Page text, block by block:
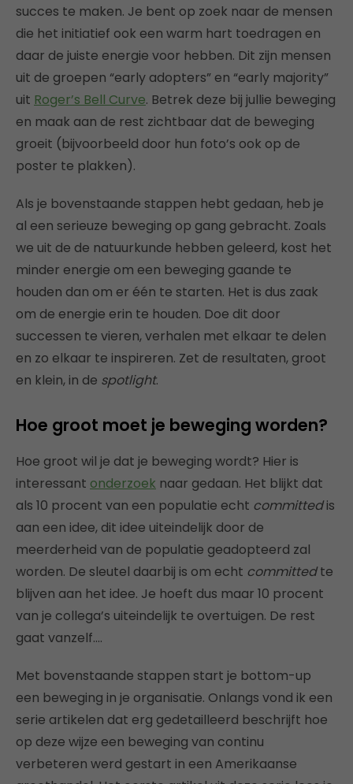
succes te maken. Je bent op zoek naar de mensen
die het initiatief ook een warm hart toedragen en
daar de juiste energie voor hebben. Dit zijn mensen
uit de groepen “early adopters” en “early majority”
uit Roger’s Bell Curve. Betrek deze bij jullie beweging
en maak aan de rest zichtbaar dat de beweging
groeit (bijvoorbeeld door hun foto’s ook op de
poster te plakken).
Als je bovenstaande stappen hebt gedaan, heb je
al een serieuze beweging op gang gebracht. Zoals
we uit de de natuurkunde hebben geleerd, kost het
minder energie om een beweging gaande te
houden dan om er één te starten. Het is dus zaak
om de energie erin te houden. Doe dit door
successen te vieren, verhalen met elkaar te delen
en zo elkaar te inspireren. Zet de resultaten, groot
en klein, in de spotlight.
Hoe groot moet je beweging worden?
Hoe groot wil je dat je beweging wordt? Hier is
interessant onderzoek naar gedaan. Het blijkt dat
als 10 procent van een populatie echt committedis
aan een idee, dit idee uiteindelijk door de
meerderheid van de populatie geadopteerd zal
worden. De sleutel daarbij is om echt committedte
blijven aan het idee. Je hoeft dus maar 10 procent
van je collega’s uiteindelijk te overtuigen. De rest
gaat vanzelf….
Met bovenstaande stappen start je bottom-up
een beweging in je organisatie. Onlangs vond ik een
serie artikelen dat erg gedetailleerd beschrijft hoe
op deze wijze een beweging van continu
verbeteren werd gestart in een Amerikaanse